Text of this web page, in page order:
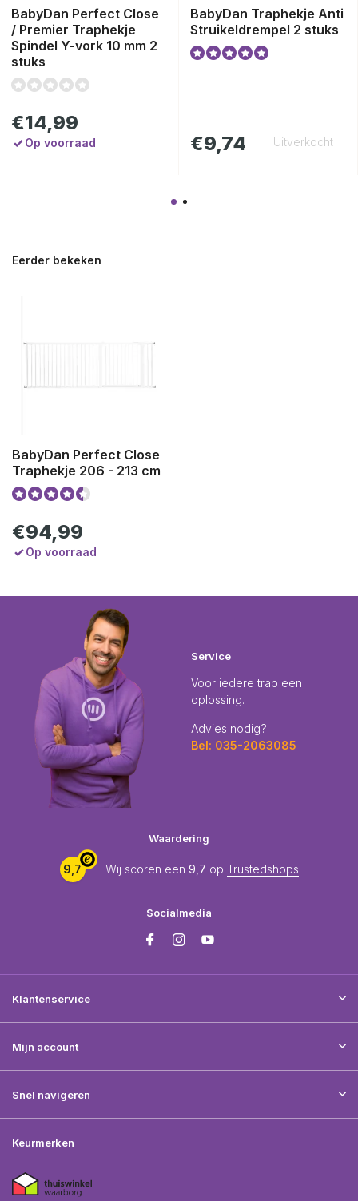
BabyDan Perfect Close
/ Premier Traphekje
Spindel Y-vork 10 mm 2
stuks
€14,99
Op voorraad
BabyDan Traphekje Anti
Struikeldrempel 2 stuks
€9,74 Uitverkocht
Eerder bekeken
BabyDan Perfect Close
Traphekje 206 - 213 cm
€94,99
Op voorraad
Service
Voor iedere trap een
oplossing.
Advies nodig?
Bel: 035-2063085
Waardering
9,7 Wij scoren een 9,7 op Trustedshops
Socialmedia
Klantenservice
Mijn account
Snel navigeren
Keurmerken